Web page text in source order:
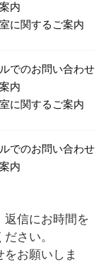
内
に関するご案内
でのお問い合わせ
内
に関するご案内
でのお問い合わせ
内
返信にお時間を
さい。
お願いしま